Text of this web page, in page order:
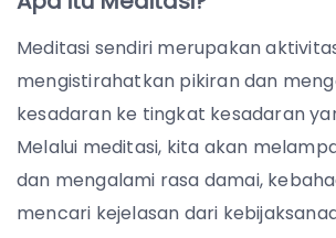
Meditasi sendiri merupakan
mengistirahatkan pikiran dan
kesadaran ke tingkat kesadaran
Melalui meditasi, kita akan
dan mengalami rasa damai,
mencari kejelasan dari